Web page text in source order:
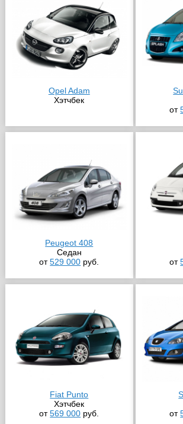
Opel Adam
Хэтчбек
от
Peugeot 408
Седан
от529 000 руб.
от
Fiat Punto
Хэтчбек
от569 000 руб.
от